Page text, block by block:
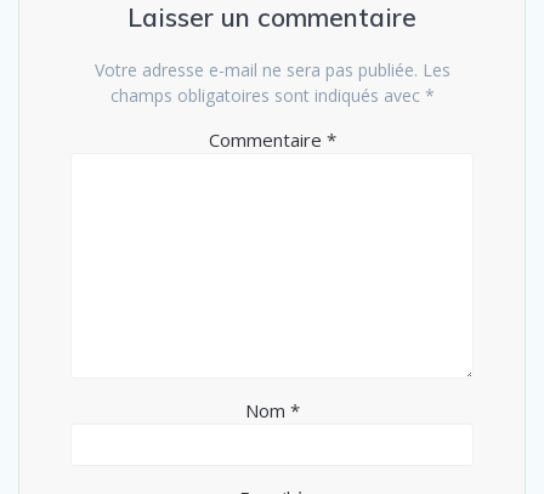
Laisser un commentaire
Votre adresse e-mail ne sera pas publiée. Les
champs obligatoires sont indiqués avec *
Commentaire *
Nom *